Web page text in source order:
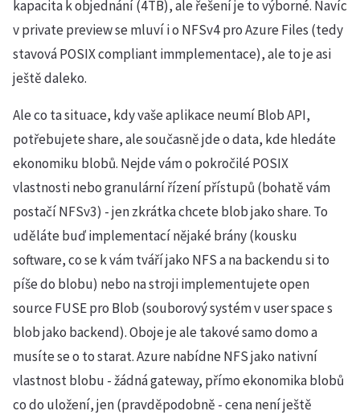
kapacita k objednání (4TB), ale řešení je to výborné. Navíc
v private preview se mluví i o NFSv4 pro Azure Files (tedy
stavová POSIX compliant immplementace), ale to je asi
ještě daleko.
Ale co ta situace, kdy vaše aplikace neumí Blob API,
potřebujete share, ale současně jde o data, kde hledáte
ekonomiku blobů. Nejde vám o pokročilé POSIX
vlastnosti nebo granulární řízení přístupů (bohatě vám
postačí NFSv3) - jen zkrátka chcete blob jako share. To
uděláte buď implementací nějaké brány (kousku
software, co se k vám tváří jako NFS a na backendu si to
píše do blobu) nebo na stroji implementujete open
source FUSE pro Blob (souborový systém v user space s
blob jako backend). Oboje je ale takové samo domo a
musíte se o to starat. Azure nabídne NFS jako nativní
vlastnost blobu - žádná gateway, přímo ekonomika blobů
co do uložení, jen (pravděpodobně - cena není ještě